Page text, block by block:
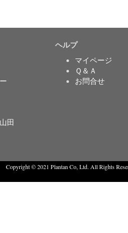
田
ヘルプ
マイページ
Ｑ＆Ａ
お問合せ
Copyright © 2021 Plantan Co, Ltd. All Rights